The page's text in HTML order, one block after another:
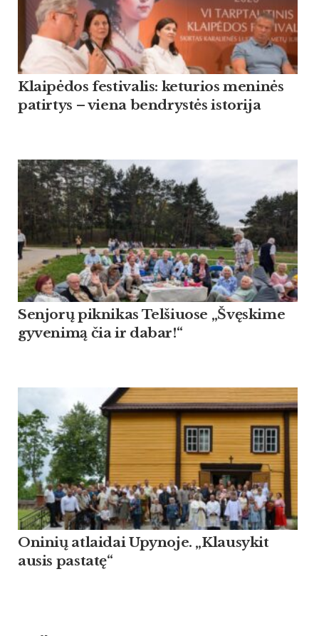
Klaipėdos festivalis: keturios meninės
patirtys – viena bendrystės istorija
Sen­jorų pik­ni­kas Tel­šiuo­se „Švęski­me
gy­ve­nimą čia ir da­bar!“
Oninių atlaidai Upynoje. „Klausykit
ausis pastatę“